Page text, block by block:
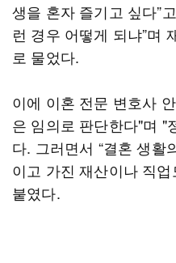
생을 혼자 즐기고 싶다”
런 경우 어떻게 되냐”며
로 물었다.
이에 이혼 전문 변호사
은 임의로 판단한다"며 "
다. 그러면서 “결혼 생활
이고 가진 재산이나 직
붙였다.